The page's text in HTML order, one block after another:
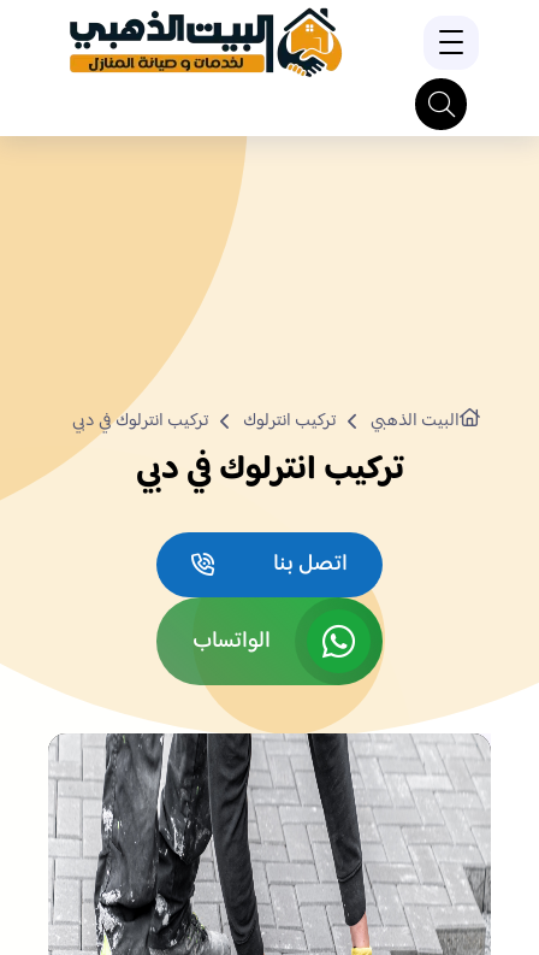
البيت الذهبي تركيب انترلوك تركيب انترلوك في دبي
تركيب انترلوك في دبي
اتصل بنا
الواتساب